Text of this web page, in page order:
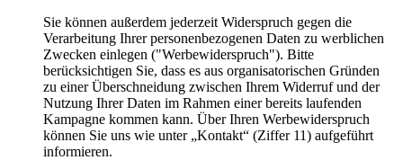
Sie können außerdem jederzeit Widerspruch gegen die
Verarbeitung Ihrer personenbezogenen Daten zu werblichen
Zwecken einlegen ("Werbewiderspruch"). Bitte
berücksichtigen Sie, dass es aus organisatorischen Gründen
zu einer Überschneidung zwischen Ihrem Widerruf und der
Nutzung Ihrer Daten im Rahmen einer bereits laufenden
Kampagne kommen kann. Über Ihren Werbewiderspruch
können Sie uns wie unter „Kontakt“ (Ziffer 11) aufgeführt
informieren.